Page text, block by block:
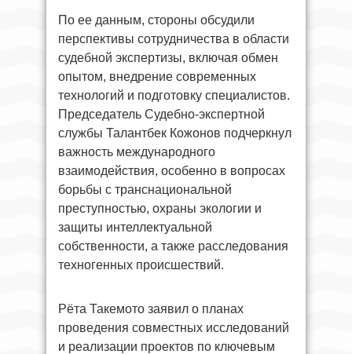
По ее данным, стороны обсудили
перспективы сотрудничества в области
судебной экспертизы, включая обмен
опытом, внедрение современных
технологий и подготовку специалистов.
Председатель Судебно-экспертной
службы Талантбек Кожонов подчеркнул
важность международного
взаимодействия, особенно в вопросах
борьбы с транснациональной
преступностью, охраны экологии и
защиты интеллектуальной
собственности, а также расследования
техногенных происшествий.
Рёта Такемото заявил о планах
проведения совместных исследований
и реализации проектов по ключевым